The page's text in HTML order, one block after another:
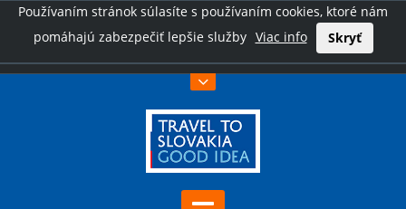
Používaním stránok súlasíte s používaním cookies, ktoré nám
pomáhajú zabezpečiť lepšie služby Viac info Skryť